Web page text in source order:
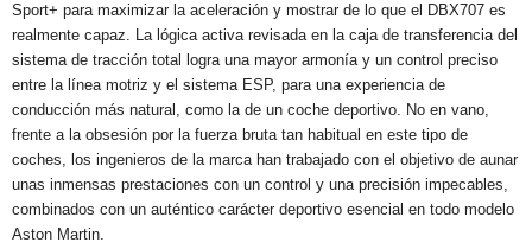
Sport+ para maximizar la aceleración y mostrar de lo que el DBX707 es
realmente capaz. La lógica activa revisada en la caja de transferencia del
sistema de tracción total logra una mayor armonía y un control preciso
entre la línea motriz y el sistema ESP, para una experiencia de
conducción más natural, como la de un coche deportivo. No en vano,
frente a la obsesión por la fuerza bruta tan habitual en este tipo de
coches, los ingenieros de la marca han trabajado con el objetivo de aunar
unas inmensas prestaciones con un control y una precisión impecables,
combinados con un auténtico carácter deportivo esencial en todo modelo
Aston Martin.